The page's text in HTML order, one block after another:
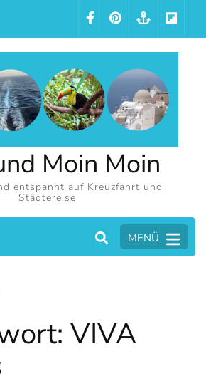
Moin Moin
entspannt auf Kreuzfahrt und
Städtereise
MENÜ
VIVA